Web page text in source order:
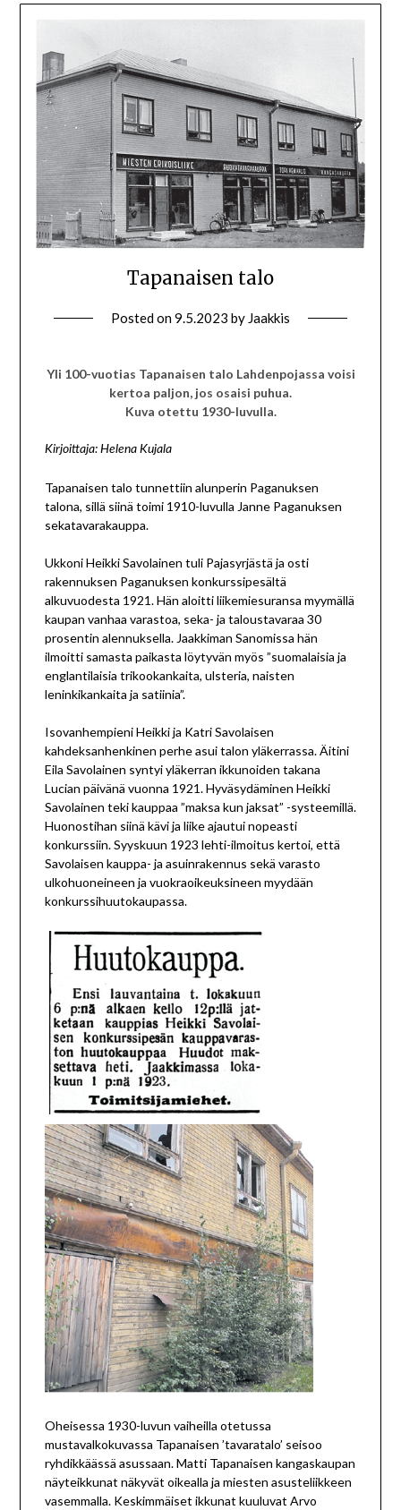
Tapanaisen talo
Posted on9.5.2023 by Jaakkis
Yli 100-vuotias Tapanaisen talo Lahdenpojassa voisi
kertoa paljon, jos osaisi puhua.
Kuva otettu 1930-luvulla.
Kirjoittaja: Helena Kujala
Tapanaisen talo tunnettiin alunperin Paganuksen
talona, sillä siinä toimi 1910-luvulla Janne Paganuksen
sekatavarakauppa.
Ukkoni Heikki Savolainen tuli Pajasyrjästä ja osti
rakennuksen Paganuksen konkurssipesältä
alkuvuodesta 1921. Hän aloitti liikemiesuransa myymällä
kaupan vanhaa varastoa, seka- ja taloustavaraa 30
prosentin alennuksella. Jaakkiman Sanomissa hän
ilmoitti samasta paikasta löytyvän myös ”suomalaisia ja
englantilaisia trikookankaita, ulsteria, naisten
leninkikankaita ja satiinia”.
Isovanhempieni Heikki ja Katri Savolaisen
kahdeksanhenkinen perhe asui talon yläkerrassa. Äitini
Eila Savolainen syntyi yläkerran ikkunoiden takana
Lucian päivänä vuonna 1921. Hyväsydäminen Heikki
Savolainen teki kauppaa ”maksa kun jaksat” -systeemillä.
Huonostihan siinä kävi ja liike ajautui nopeasti
konkurssiin. Syyskuun 1923 lehti-ilmoitus kertoi, että
Savolaisen kauppa- ja asuinrakennus sekä varasto
ulkohuoneineen ja vuokraoikeuksineen myydään
konkurssihuutokaupassa.
Oheisessa 1930-luvun vaiheilla otetussa
mustavalkokuvassa Tapanaisen ’tavaratalo’ seisoo
ryhdikkäässä asussaan. Matti Tapanaisen kangaskaupan
näyteikkunat näkyvät oikealla ja miesten asusteliikkeen
vasemmalla. Keskimmäiset ikkunat kuuluvat Arvo